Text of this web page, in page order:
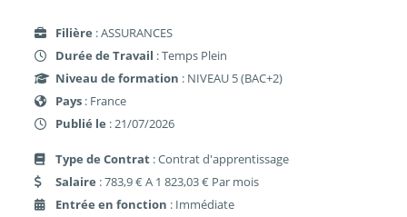
Filière : ASSURANCES
Durée de Travail : Temps Plein
Niveau de formation : NIVEAU 5 (BAC+2)
Pays : France
Publié le : 21/07/2026
Type de Contrat : Contrat d'apprentissage
Salaire : 783,9 € A 1 823,03 € Par mois
Entrée en fonction : Immédiate